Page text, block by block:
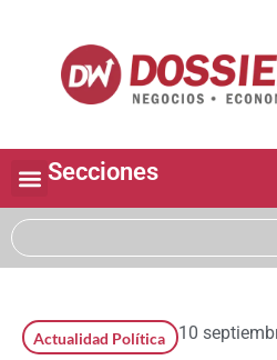
Secciones
Actualidad Política 10